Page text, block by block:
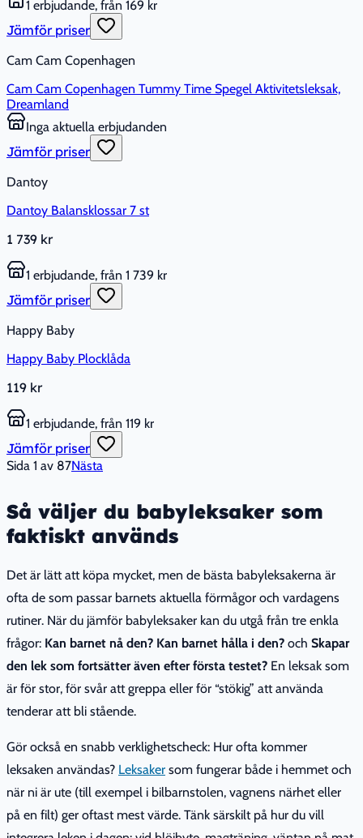
1 erbjudande, från 169 kr
Jämför priser
Cam Cam Copenhagen
Cam Cam Copenhagen Tummy Time Spegel Aktivitetsleksak,
Dreamland
Inga aktuella erbjudanden
Jämför priser
Dantoy
Dantoy Balansklossar 7 st
1 739 kr
1 erbjudande, från 1 739 kr
Jämför priser
Happy Baby
Happy Baby Plocklåda
119 kr
1 erbjudande, från 119 kr
Jämför priser
Sida 1 av 87Nästa
Så väljer du babyleksaker som
faktiskt används
Det är lätt att köpa mycket, men de bästa babyleksakerna är
ofta de som passar barnets aktuella förmågor och vardagens
rutiner. När du jämför babyleksaker kan du utgå från tre enkla
frågor: Kan barnet nå den? Kan barnet hålla i den? och Skapar
den lek som fortsätter även efter första testet? En leksak som
är för stor, för svår att greppa eller för “stökig” att använda
tenderar att bli stående.
Gör också en snabb verklighetscheck: Hur ofta kommer
leksaken användas? Leksaker som fungerar både i hemmet och
när ni är ute (till exempel i bilbarnstolen, vagnens närhet eller
på en filt) ger oftast mest värde. Tänk särskilt på hur du vill